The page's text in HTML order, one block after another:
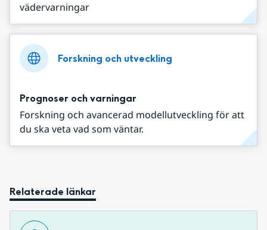
vädervarningar
Forskning och utveckling
Prognoser och varningar
Forskning och avancerad modellutveckling för att
du ska veta vad som väntar.
Relaterade länkar